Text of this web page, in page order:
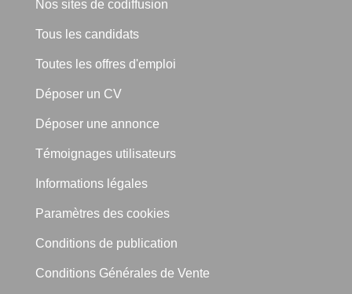
Nos sites de codiffusion
Tous les candidats
Toutes les offres d'emploi
Déposer un CV
Déposer une annonce
Témoignages utilisateurs
Informations légales
Paramètres des cookies
Conditions de publication
Conditions Générales de Vente